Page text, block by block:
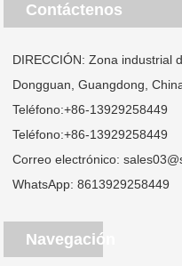
Contáctenos
DIRECCIÓN: Zona industrial
Dongguan, Guangdong,
Teléfono:+86-13929258449
Teléfono:+86-13929258449
Correo electrónico:
WhatsApp:8613929258449
Navegación